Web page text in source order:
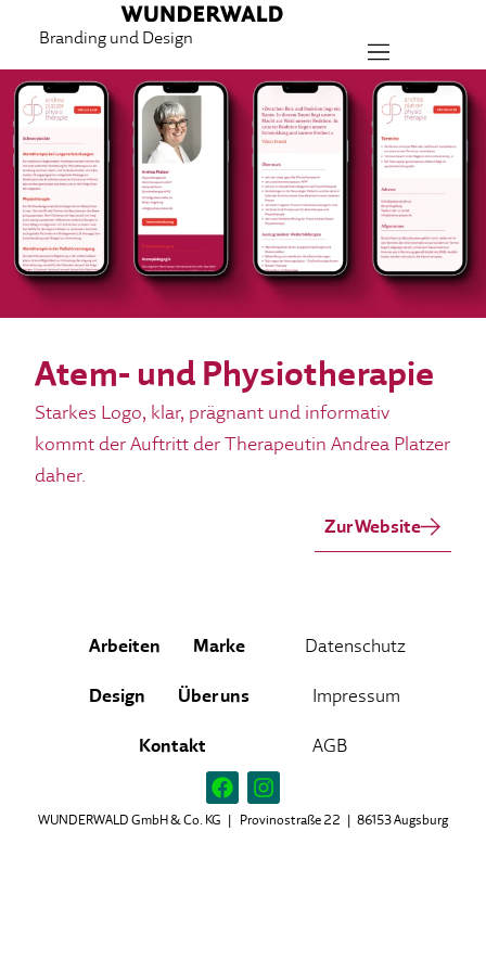
Branding und Design
Atem- und Physiotherapie
Starkes Logo, klar, prägnant und informativ
kommt der Auftritt der Therapeutin Andrea Platzer
daher.
Zur Website
Arbeiten Marke
Design Über uns
Kontakt
Datenschutz
Impressum
AGB
WUNDERWALD GmbH & Co. KG | Provinostraße 22 | 86153 Augsburg